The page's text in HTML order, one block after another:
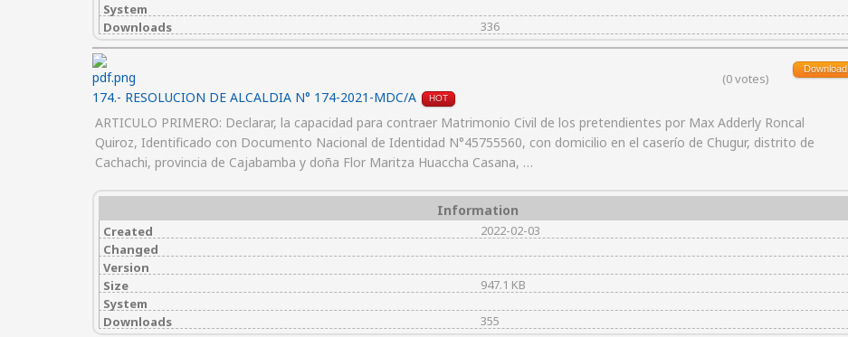
System
Downloads
336
174.- RESOLUCION DE ALCALDIA N° 174-2021-MDC/A HOT
Download
(0 votes)
ARTICULO PRIMERO: Declarar, la capacidad para contraer Matrimonio Civil de los pretendientes por Max Adderly Roncal
Quiroz, Identificado con Documento Nacional de Identidad N°45755560, con domicilio en el caserío de Chugur, distrito de
Cachachi, provincia de Cajabamba y doña Flor Maritza Huaccha Casana, …
Information
Created
2022-02-03
Changed
Version
Size
947.1 KB
System
Downloads
355